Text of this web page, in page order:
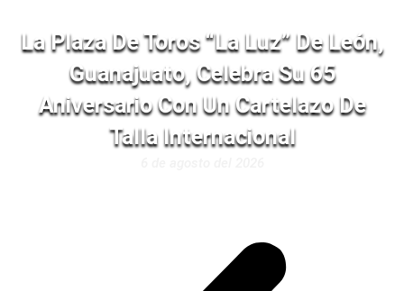
La Plaza De Toros “La Luz” De León,
Guanajuato, Celebra Su 65
Aniversario Con Un Cartelazo De
Talla Internacional